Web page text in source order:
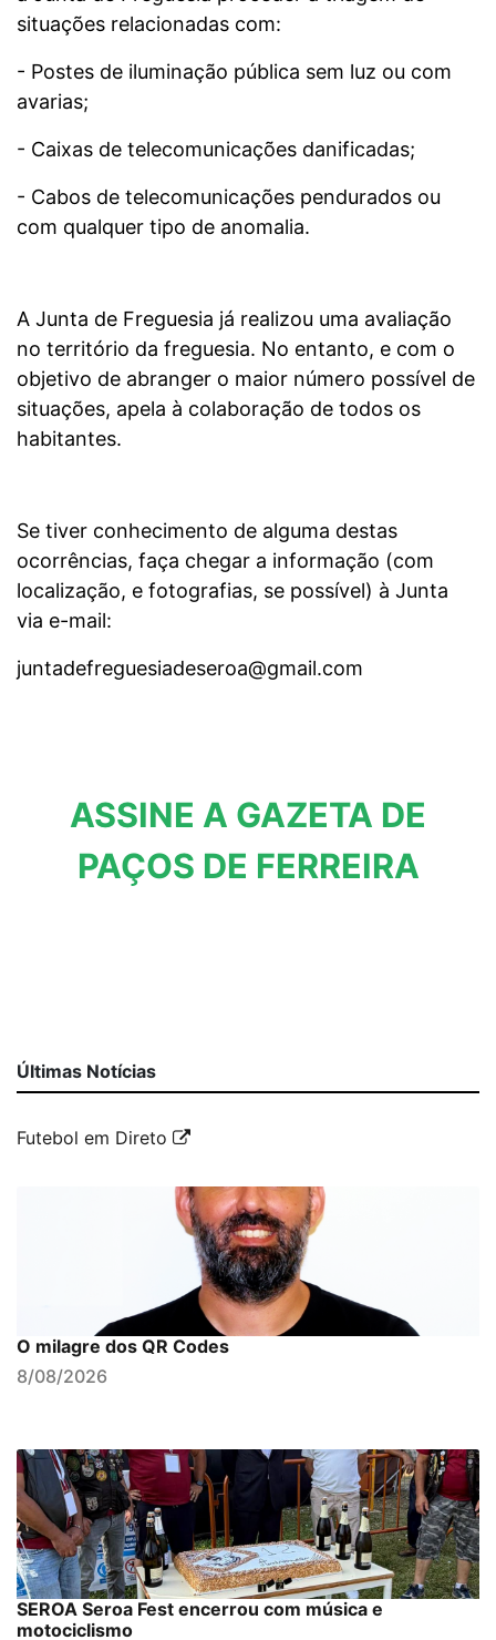
situações relacionadas com:
- Postes de iluminação pública sem luz ou com
avarias;
- Caixas de telecomunicações danificadas;
- Cabos de telecomunicações pendurados ou
com qualquer tipo de anomalia.
A Junta de Freguesia já realizou uma avaliação
no território da freguesia. No entanto, e com o
objetivo de abranger o maior número possível de
situações, apela à colaboração de todos os
habitantes.
Se tiver conhecimento de alguma destas
ocorrências, faça chegar a informação (com
localização, e fotografias, se possível) à Junta
via e-mail:
juntadefreguesiadeseroa@gmail.com
ASSINE A GAZETA DE
PAÇOS DE FERREIRA
Últimas Notícias
Futebol em Direto
O milagre dos QR Codes
8/08/2026
SEROA Seroa Fest encerrou com música e
motociclismo